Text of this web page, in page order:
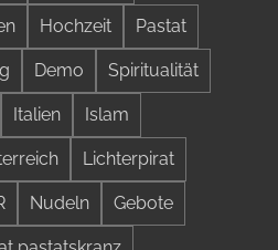
Hochzeit Pastat
Demo Spiritualität
Italien Islam
Lichterpirat
Nudeln Gebote